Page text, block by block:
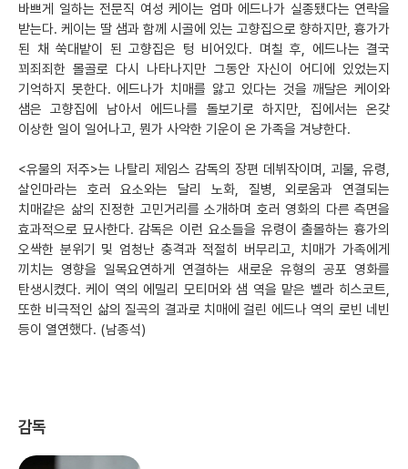
바쁘게 일하는 전문직 여성 케이는 엄마 에드나가 실종됐다는 연락을
받는다. 케이는 딸 샘과 함께 시골에 있는 고향집으로 향하지만, 흉가가
된 채 쑥대밭이 된 고향집은 텅 비어있다. 며칠 후, 에드나는 결국
꾀죄죄한 몰골로 다시 나타나지만 그동안 자신이 어디에 있었는지
기억하지 못한다. 에드나가 치매를 앓고 있다는 것을 깨달은 케이와
샘은 고향집에 남아서 에드나를 돌보기로 하지만, 집에서는 온갖
이상한 일이 일어나고, 뭔가 사악한 기운이 온 가족을 겨냥한다.
<유물의 저주>는 나탈리 제임스 감독의 장편 데뷔작이며, 괴물, 유령,
살인마라는 호러 요소와는 달리 노화, 질병, 외로움과 연결되는
치매같은 삶의 진정한 고민거리를 소개하며 호러 영화의 다른 측면을
효과적으로 묘사한다. 감독은 이런 요소들을 유령이 출몰하는 흉가의
오싹한 분위기 및 엄청난 충격과 적절히 버무리고, 치매가 가족에게
끼치는 영향을 일목요연하게 연결하는 새로운 유형의 공포 영화를
탄생시켰다. 케이 역의 에밀리 모티머와 샘 역을 맡은 벨라 히스코트,
또한 비극적인 삶의 질곡의 결과로 치매에 걸린 에드나 역의 로빈 네빈
등이 열연했다. (남종석)
감독